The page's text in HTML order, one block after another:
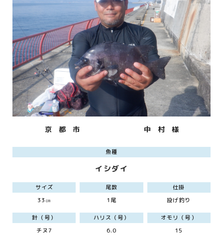
京 都 市 中 村 様
魚種
イシダイ
サイズ
33㎝
尾数
1尾
仕掛
投げ釣り
針（号）
チヌ7
ハリス（号）
6.0
オモリ（号）
15